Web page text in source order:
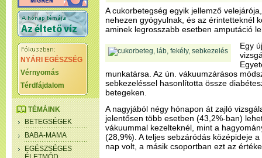
NYÁRI EGÉSZSÉG
Vérnyomás
Térdfájdalom
TÉMÁINK
BETEGSÉGEK
BABA-MAMA
EGÉSZSÉGES
A cukorbetegség egyik jellemző
nehezen gyógyulnak, és az érintetteknél
aminek legrosszabb esetben amputáció
Egy
munkatársa. Az ún. vákuumzárásos
sebkezeléssel hasonlította össze
betegeken.
A nagyjából négy hónapon át zajló
jelentősen több esetben (43,2%-ban)
vákuummal kezelteknél, mint a
(28,9%). A teljes sebzáródás középideje
nap volt, a másik csoportban ezt az